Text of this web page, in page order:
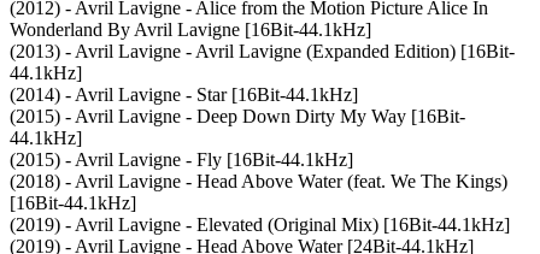
(2012) - Avril Lavigne - Alice from the Motion Picture Alice In
Wonderland By Avril Lavigne [16Bit-44.1kHz]
(2013) - Avril Lavigne - Avril Lavigne (Expanded Edition) [16Bit-
44.1kHz]
(2014) - Avril Lavigne - Star [16Bit-44.1kHz]
(2015) - Avril Lavigne - Deep Down Dirty My Way [16Bit-
44.1kHz]
(2015) - Avril Lavigne - Fly [16Bit-44.1kHz]
(2018) - Avril Lavigne - Head Above Water (feat. We The Kings)
[16Bit-44.1kHz]
(2019) - Avril Lavigne - Elevated (Original Mix) [16Bit-44.1kHz]
(2019) - Avril Lavigne - Head Above Water [24Bit-44.1kHz]